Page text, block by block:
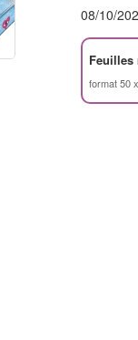
08/10/
format 50